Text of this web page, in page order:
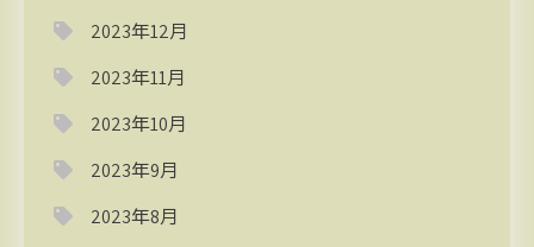
2023年12月
2023年11月
2023年10月
2023年9月
2023年8月